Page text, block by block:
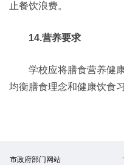
止餐饮浪费。
14.营养要求
学校应将膳食营养健康
均衡膳食理念和健康饮食习
市政府部门网站